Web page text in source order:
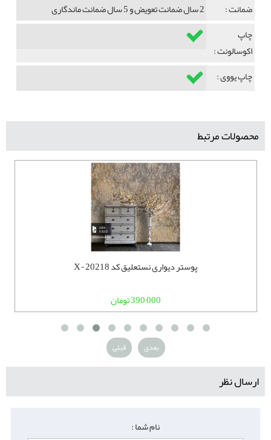
ضمانت :
2 سال ضمانت تعویض و 5 سال ضمانت ماندگاری
چاپ
اکوسالونت :
چاپ یووی :
محصولات مرتبط
پوستر دیواری نستعلیق کد X-20218
390,000 تومان
قبلی بعدی
ارسال نظر
نام شما :